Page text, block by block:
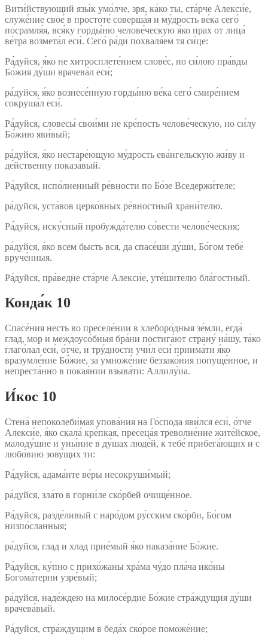
Вити́йствующий язы́к умо́лче, зря, ка́ко ты, ста́рче Алекси́е,
служе́ние свое́ в простоте́ соверша́я и му́дрость ве́ка сего́
посрамля́я, вся́ку горды́ню челове́ческую я́ко прах от лица́
ве́тра возмета́л еси́. Сего́ ра́ди похваля́ем тя си́це:
Ра́дуйся, я́ко не хитросплете́нием слове́с, но си́лою пра́вды
Бо́жия ду́ши врачева́л еси́;
ра́дуйся, я́ко вознесе́нную горды́ню ве́ка сего́ смире́нием
сокруша́л еси́.
Ра́дуйся, словесы́ свои́ми не кре́пость челове́ческую, но си́лу
Бо́жию яви́вый;
ра́дуйся, я́ко нестаре́ющую му́дрость ева́нгельскую жи́ву и
де́йственну показа́вый.
Ра́дуйся, испо́лненный ре́вности по Бо́зе Вседержи́теле;
ра́дуйся, уста́вов церко́вных ре́вностный храни́телю.
Ра́дуйся, иску́сный пробужда́телю со́вести челове́ческия;
ра́дуйся, я́ко всем бысть вся, да спасе́ши ду́ши, Бо́гом тебе́
вруче́нныя.
Ра́дуйся, пра́ведне ста́рче Алекси́е, уте́шителю бла́гостный.
Конда́к 10
Спасе́ния несть во преселе́нии в хлеборо́дныя зе́мли, егда́
глад, мор и междоусо́бныя бра́ни постига́ют страну́ на́шу, та́ко
глаго́лал еси́, о́тче, и тру́дности учи́л еси́ приима́ти я́ко
вразумле́ние Бо́жие, за умноже́ние беззако́ния попуще́нное, и
непреста́нно в покая́нии взыва́ти: Аллилу́иа.
И́кос 10
Стена́ непоколеби́мая упова́ния на Го́спода яви́лся еси́, о́тче
Алекси́е, я́ко скала́ кре́пкая, пресеца́я треволне́ние жите́йское,
малоду́шие и уны́ние в ду́шах люде́й, к тебе́ прибега́ющих и с
любо́вию зову́щих ти:
Ра́дуйся, адама́нте ве́ры несокруши́мый;
ра́дуйся, зла́то в горни́ле ско́рбей очище́нное.
Ра́дуйся, разде́ливый с наро́дом ру́сским ско́рби, Бо́гом
низпо́сланныя;
ра́дуйся, глад и хлад прие́мый я́ко наказа́ние Бо́жие.
Ра́дуйся, ку́пно с прихо́жаны хра́ма чу́до пла́ча ико́ны
Богома́терни узре́вый;
ра́дуйся, наде́ждею на милосе́рдие Бо́жие стра́ждущия ду́ши
врачева́вый.
Ра́дуйся, стра́ждущим в беда́х ско́рое поможе́ние;